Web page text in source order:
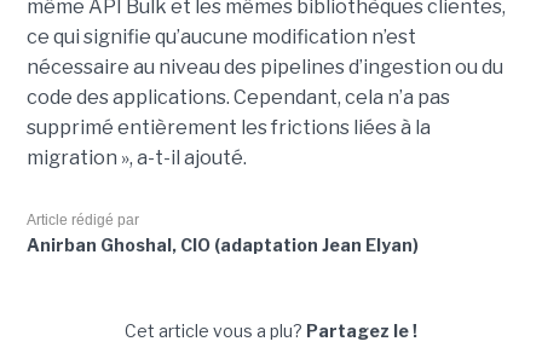
même API Bulk et les mêmes bibliothèques clientes,
ce qui signifie qu’aucune modification n’est
nécessaire au niveau des pipelines d’ingestion ou du
code des applications. Cependant, cela n’a pas
supprimé entièrement les frictions liées à la
migration », a-t-il ajouté.
Article rédigé par
Anirban Ghoshal, CIO (adaptation Jean Elyan)
Cet article vous a plu? Partagez le !